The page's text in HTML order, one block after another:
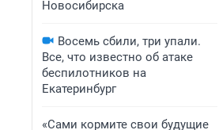
Новосибирска
Восемь сбили, три упали.
Все, что известно об атаке
беспилотников на
Екатеринбург
«Сами кормите свои будущие